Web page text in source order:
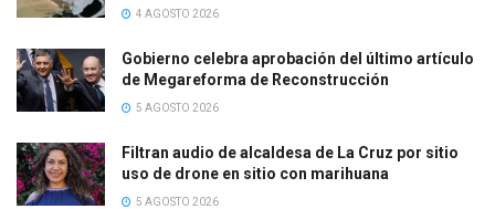
4 AGOSTO 2026
Gobierno celebra aprobación del último artículo
de Megareforma de Reconstrucción
5 AGOSTO 2026
Filtran audio de alcaldesa de La Cruz por sitio
uso de drone en sitio con marihuana
5 AGOSTO 2026